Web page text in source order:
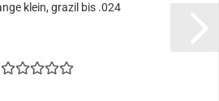
klein, gra­zil bis .024